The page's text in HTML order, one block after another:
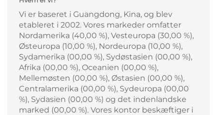
Vi er baseret i Guangdong, Kina, og blev
etableret i 2002. Vores markeder omfatter
Nordamerika (40,00 %), Vesteuropa (30,00 %),
Østeuropa (10,00 %), Nordeuropa (10,00 %),
Sydamerika (00,00 %), Sydøstasien (00,00 %),
Afrika (00,00 %), Oceanien (00,00 %),
Mellemøsten (00,00 %), Østasien (00,00 %),
Centralamerika (00,00 %), Sydeuropa (00,00
%), Sydasien (00,00 %) og det indenlandske
marked (00,00 %). Vores kontor beskæftiger i